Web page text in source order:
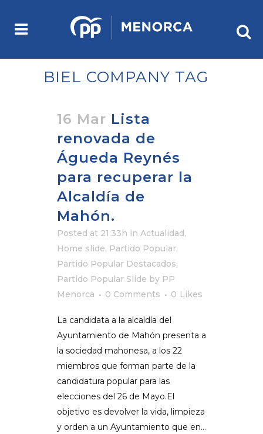
BIEL COMPANY TAG
16 Mar Lista
renovada de
Águeda Reynés
para recuperar la
Alcaldía de
Mahón.
Posted at 21:33h in Actualidad,
Home slide, Partido Popular,
Partido Popular Destacados,
Partido Popular Slide by PP
Menorca
0 Comments 0 Likes
La candidata a la alcaldía del
Ayuntamiento de Mahón presenta a
la sociedad mahonesa, a los 22
miembros que forman parte de la
candidatura popular para las
elecciones del 26 de Mayo.El
objetivo es devolver la vida, limpieza
y orden a un Ayuntamiento que en...